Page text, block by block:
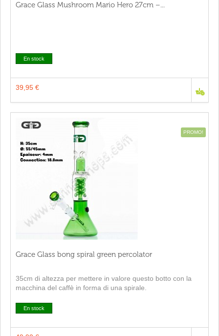
Grace Glass Mushroom Mario Hero 27cm –...
En stock
39,95 €
PROMO!
Grace Glass bong spiral green percolator
35cm di altezza per mettere in valore questo botto con la
macchina del caffè in forma di una spirale.
En stock